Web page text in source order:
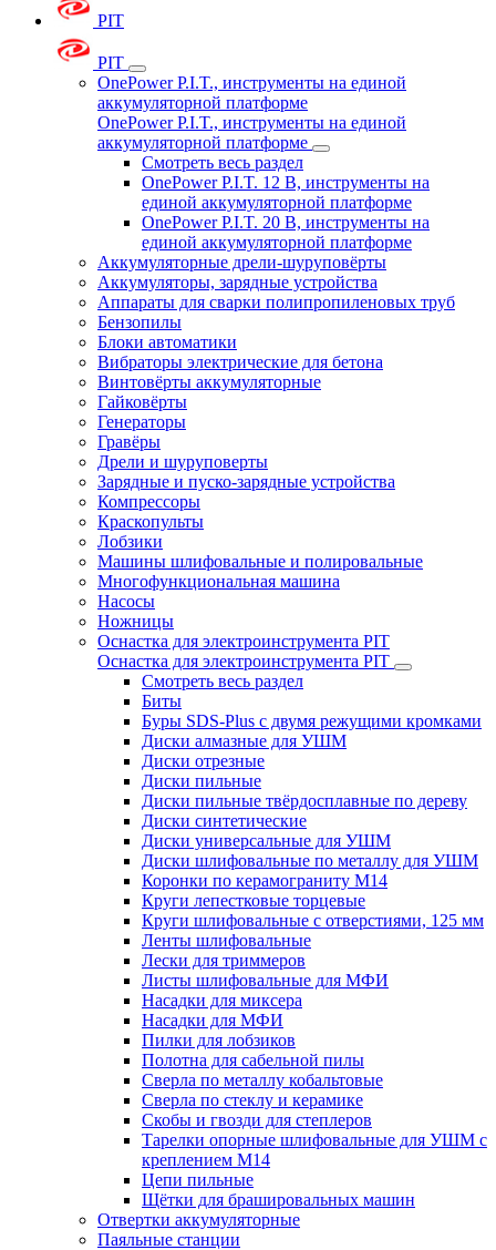
PIT
PIT
OnePower P.I.T., инструменты на единой
аккумуляторной платформе
OnePower P.I.T., инструменты на единой
аккумуляторной платформе
Смотреть весь раздел
OnePower P.I.T. 12 В, инструменты на
единой аккумуляторной платформе
OnePower P.I.T. 20 В, инструменты на
единой аккумуляторной платформе
Аккумуляторные дрели-шуруповёрты
Аккумуляторы, зарядные устройства
Аппараты для сварки полипропиленовых труб
Бензопилы
Блоки автоматики
Вибраторы электрические для бетона
Винтовёрты аккумуляторные
Гайковёрты
Генераторы
Гравёры
Дрели и шуруповерты
Зарядные и пуско-зарядные устройства
Компрессоры
Краскопульты
Лобзики
Машины шлифовальные и полировальные
Многофункциональная машина
Насосы
Ножницы
Оснастка для электроинструмента PIT
Оснастка для электроинструмента PIT
Смотреть весь раздел
Биты
Буры SDS-Plus c двумя режущими кромками
Диски алмазные для УШМ
Диски отрезные
Диски пильные
Диски пильные твёрдосплавные по дереву
Диски синтетические
Диски универсальные для УШМ
Диски шлифовальные по металлу для УШМ
Коронки по керамограниту M14
Круги лепестковые торцевые
Круги шлифовальные с отверстиями, 125 мм
Ленты шлифовальные
Лески для триммеров
Листы шлифовальные для МФИ
Насадки для миксера
Насадки для МФИ
Пилки для лобзиков
Полотна для сабельной пилы
Сверла по металлу кобальтовые
Сверла по стеклу и керамике
Скобы и гвозди для степлеров
Тарелки опорные шлифовальные для УШМ с
креплением М14
Цепи пильные
Щётки для брашировальных машин
Отвертки аккумуляторные
Паяльные станции